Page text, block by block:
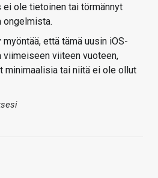
ei ole tietoinen tai törmännyt
ongelmista.
että tämä uusin iOS-
viimeiseen viiteen vuoteen,
minimaalisia tai niitä ei ole ollut